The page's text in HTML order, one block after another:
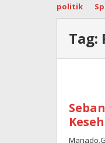
politik
Tag: